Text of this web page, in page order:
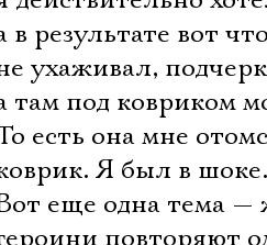
в результате вот
ухаживал,
там под ковриком
есть она мне
Я был в шоке.
еще одна тема —
повторяют